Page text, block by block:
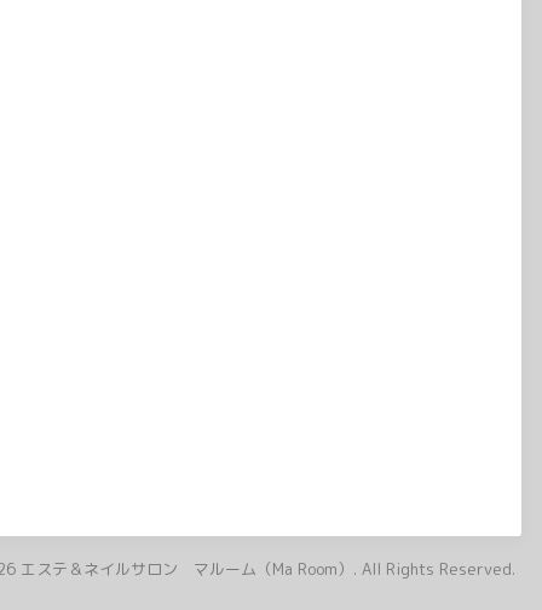
エステ＆ネイルサロン マルーム（Ma Room） . All Rights Reserved.